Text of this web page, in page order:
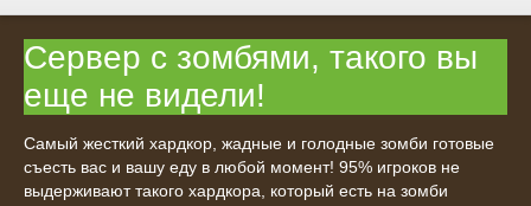
Сервер с зомбями, такого вы
еще не видели!
Самый жесткий хардкор, жадные и голодные зомби готовые
съесть вас и вашу еду в любой момент! 95% игроков не
выдерживают такого хардкора, который есть на зомби